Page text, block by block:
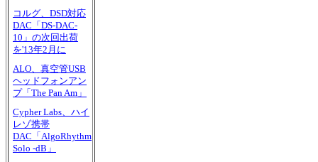
コルグ、DSD対応
DAC「DS-DAC-
10」の次回出荷
を'13年2月に
ALO、真空管USB
ヘッドフォンアン
プ「The Pan Am」
Cypher Labs、ハイ
レゾ携帯
DAC「AlgoRhythm
Solo -dB」